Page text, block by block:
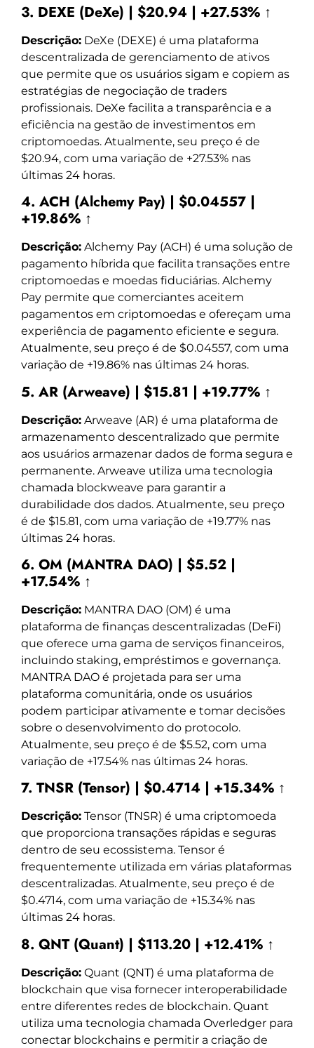
3. DEXE (DeXe) | $20.94 | +27.53% ↑
Descrição: DeXe (DEXE) é uma plataforma
descentralizada de gerenciamento de ativos
que permite que os usuários sigam e copiem as
estratégias de negociação de traders
profissionais. DeXe facilita a transparência e a
eficiência na gestão de investimentos em
criptomoedas. Atualmente, seu preço é de
$20.94, com uma variação de +27.53% nas
últimas 24 horas.
4. ACH (Alchemy Pay) | $0.04557 |
+19.86% ↑
Descrição: Alchemy Pay (ACH) é uma solução de
pagamento híbrida que facilita transações entre
criptomoedas e moedas fiduciárias. Alchemy
Pay permite que comerciantes aceitem
pagamentos em criptomoedas e ofereçam uma
experiência de pagamento eficiente e segura.
Atualmente, seu preço é de $0.04557, com uma
variação de +19.86% nas últimas 24 horas.
5. AR (Arweave) | $15.81 | +19.77% ↑
Descrição: Arweave (AR) é uma plataforma de
armazenamento descentralizado que permite
aos usuários armazenar dados de forma segura e
permanente. Arweave utiliza uma tecnologia
chamada blockweave para garantir a
durabilidade dos dados. Atualmente, seu preço
é de $15.81, com uma variação de +19.77% nas
últimas 24 horas.
6. OM (MANTRA DAO) | $5.52 |
+17.54% ↑
Descrição: MANTRA DAO (OM) é uma
plataforma de finanças descentralizadas (DeFi)
que oferece uma gama de serviços financeiros,
incluindo staking, empréstimos e governança.
MANTRA DAO é projetada para ser uma
plataforma comunitária, onde os usuários
podem participar ativamente e tomar decisões
sobre o desenvolvimento do protocolo.
Atualmente, seu preço é de $5.52, com uma
variação de +17.54% nas últimas 24 horas.
7. TNSR (Tensor) | $0.4714 | +15.34% ↑
Descrição: Tensor (TNSR) é uma criptomoeda
que proporciona transações rápidas e seguras
dentro de seu ecossistema. Tensor é
frequentemente utilizada em várias plataformas
descentralizadas. Atualmente, seu preço é de
$0.4714, com uma variação de +15.34% nas
últimas 24 horas.
8. QNT (Quant) | $113.20 | +12.41% ↑
Descrição: Quant (QNT) é uma plataforma de
blockchain que visa fornecer interoperabilidade
entre diferentes redes de blockchain. Quant
utiliza uma tecnologia chamada Overledger para
conectar blockchains e permitir a criação de